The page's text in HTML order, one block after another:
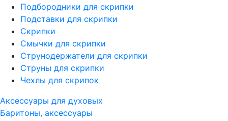
Подбородники для скрипки
Подставки для скрипки
Скрипки
Смычки для скрипки
Струнодержатели для скрипки
Струны для скрипки
Чехлы для скрипок
Аксессуары для духовых
Баритоны, аксессуары